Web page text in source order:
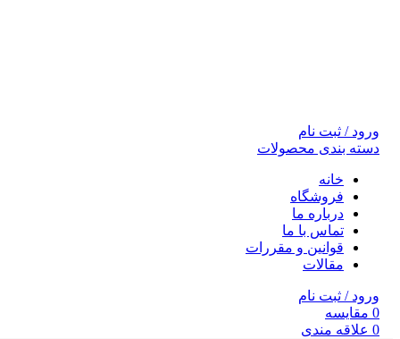
ورود / ثبت نام
دسته بندی محصولات
خانه
فروشگاه
درباره ما
تماس با ما
قوانین و مقررات
مقالات
ورود / ثبت نام
0 مقايسه
0 علاقه مندی